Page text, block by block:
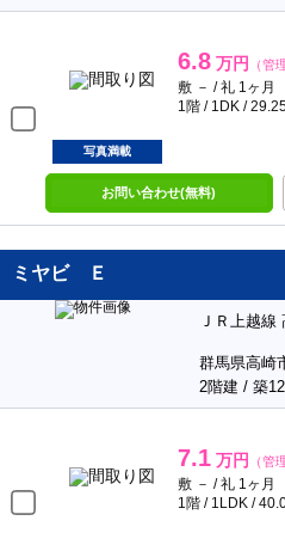
6.8 万円 （管
敷 － / 礼 1ヶ月
1階 / 1DK /
写真満載
お問い合わせ(無料)
ミヤビ Ｅ
ＪＲ上越線
群馬県高崎
2階建 / 築
7.1 万円 （管
敷 － / 礼 1ヶ月
1階 / 1LDK /